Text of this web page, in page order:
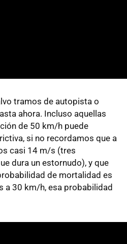
tramos de autopista o
ahora. Incluso aquellas
de 50 km/h puede
si no recordamos que a
casi 14 m/s (tres
dura un estornudo), y que
de mortalidad es
a 30 km/h, esa probabilidad